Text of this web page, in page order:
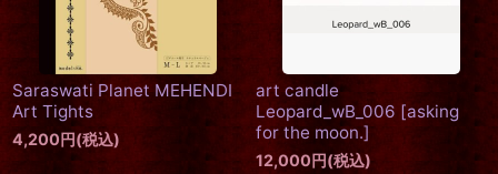
[SALE]
art candle
Pig_b_001_smon [asking for
the moon.
5,000円(税込)
希望小売価格: 9,900
art candle Skull candle.ス
asking for the moon.]
12,000円(税込)